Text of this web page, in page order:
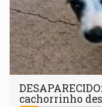
cachorrinho